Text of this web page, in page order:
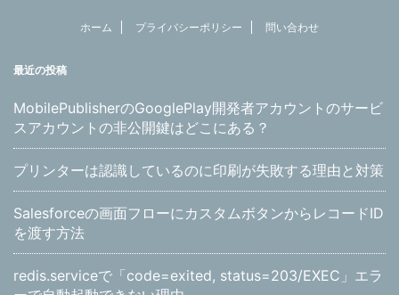
ホーム プライバシーポリシー 問い合わせ
最近の投稿
MobilePublisherのGooglePlay開発者アカウントのサービ
スアカウントの非公開鍵はどこにある？
プリンターは認識しているのに印刷が失敗する理由と対策
Salesforceの画面フローにカスタムボタンからレコードID
を渡す方法
redis.serviceで「code=exited, status=203/EXEC」エラ